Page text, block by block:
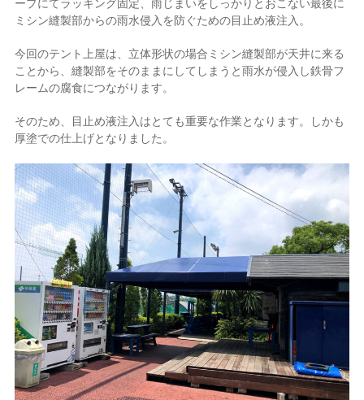
ープにてラッキング固定、雨じまいをしっかりとおこない最後に
ミシン縫製部からの雨水侵入を防ぐための目止め液注入。
今回のテント上屋は、立体形状の場合ミシン縫製部が天井に来る
ことから、縫製部をそのままにしてしまうと雨水が侵入し鉄骨フ
レームの腐食につながります。
そのため、目止め液注入はとても重要な作業となります。しかも
厚塗での仕上げとなりました。